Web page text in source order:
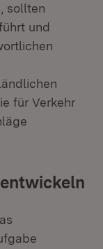
sollten
und
für Verkehr